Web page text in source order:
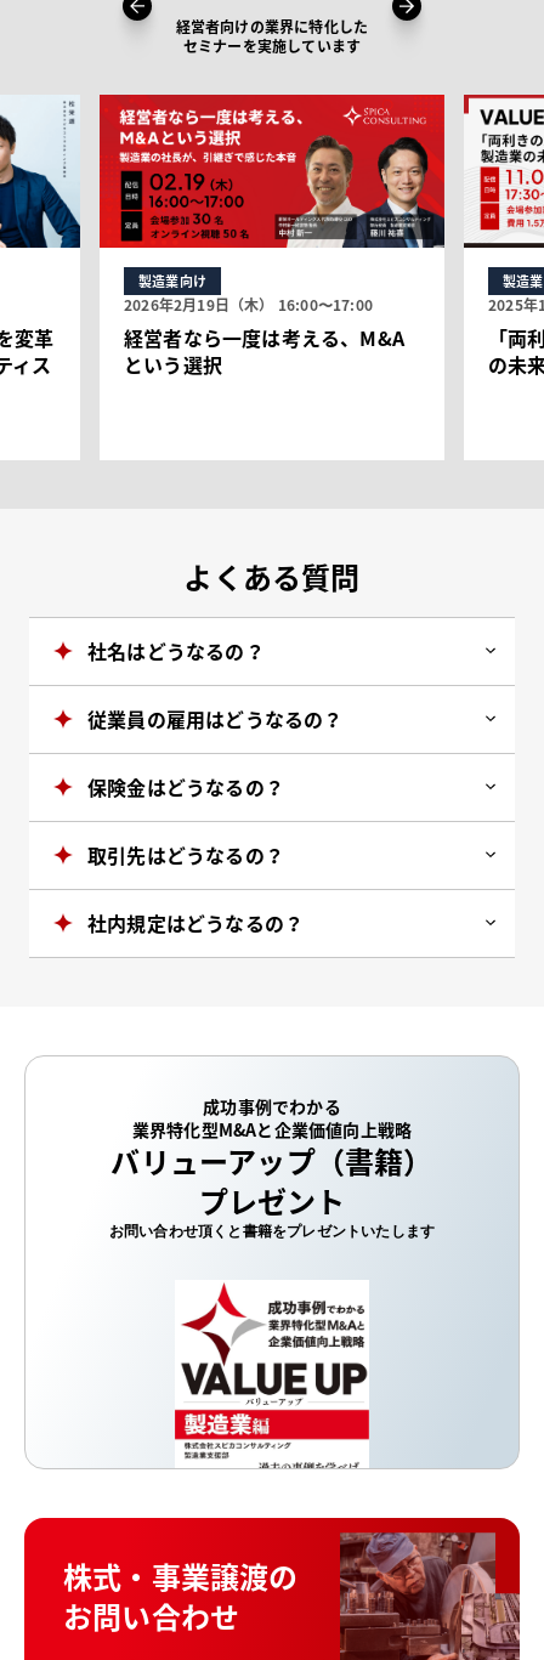
経営者向けの業界に特化した
セミナーを実施しています
変革
ィス
製造業向け
2026年2月19日（木） 16:00〜17:00
経営者なら一度は考える、M&A
という選択
製造業
2025
「両
の未
よくある質問
社名はどうなるの？
従業員の雇用はどうなるの？
保険金はどうなるの？
取引先はどうなるの？
社内規定はどうなるの？
成功事例でわかる
業界特化型M&Aと企業価値向上戦略
バリューアップ（書籍）
プレゼント
お問い合わせ頂くと書籍をプレゼントいたします
株式・事業譲渡の
お問い合わせ